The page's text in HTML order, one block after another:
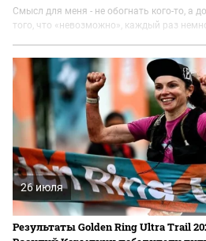
Смысл для меня - не обогнать кого-то, а
того, что «невозможно», каждый раз
26 июля
Результаты Golden Ring Ultra Trail